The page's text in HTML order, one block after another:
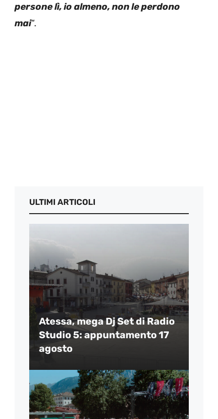
persone lì, io almeno, non le perdono
mai“.
ULTIMI ARTICOLI
Atessa, mega Dj Set di Radio
Studio 5: appuntamento 17
agosto